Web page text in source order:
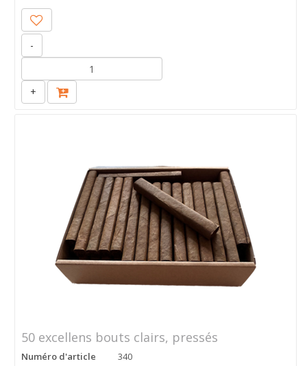
-
+
50 excellens bouts clairs, pressés
Numéro d'article
340